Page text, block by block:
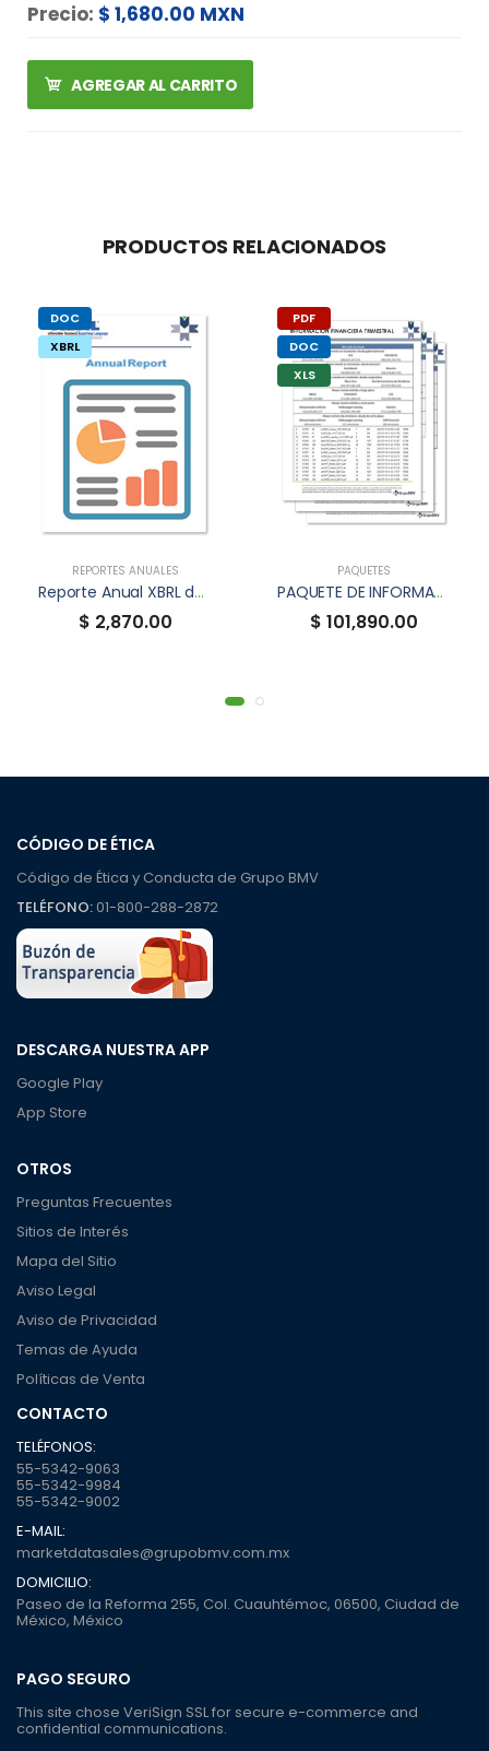
Precio: $ 1,680.00 MXN
AGREGAR AL CARRITO
PRODUCTOS RELACIONADOS
DOC
XBRL
REPORTES ANUALES
Reporte Anual XBRL de STEPCC
$ 2,870.00
PDF
DOC
XLS
PAQUETES
PAQUETE DE INFORMACIÓN FINANCIERA TRIMESTRAL
$ 101,890.00
CÓDIGO DE ÉTICA
Código de Ética y Conducta de Grupo BMV
TELÉFONO:01-800-288-2872
DESCARGA NUESTRA APP
Google Play
App Store
OTROS
Preguntas Frecuentes
Sitios de Interés
Mapa del Sitio
Aviso Legal
Aviso de Privacidad
Temas de Ayuda
Políticas de Venta
CONTACTO
TELÉFONOS:
55-5342-9063
55-5342-9984
55-5342-9002
E-MAIL:
marketdatasales@grupobmv.com.mx
DOMICILIO:
Paseo de la Reforma 255, Col. Cuauhtémoc, 06500, Ciudad de
México, México
PAGO SEGURO
This site chose VeriSign SSL for secure e-commerce and
confidential communications.